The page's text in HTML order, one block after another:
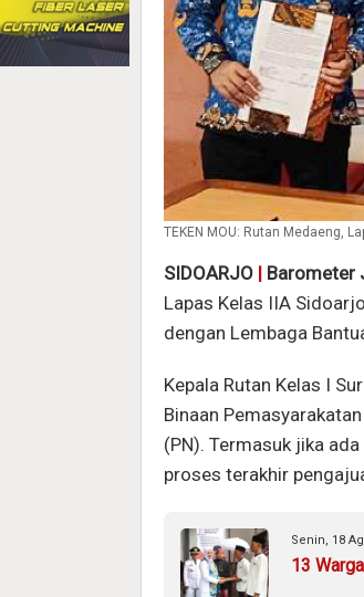
TEKEN MOU: Rutan Medaeng,
SIDOARJO | Barometer
Lapas Kelas IIA
dengan Lembaga
Kepala Rutan Kelas I
Binaan
(PN). Termasuk jika
proses terakhir
Senin, 18
13